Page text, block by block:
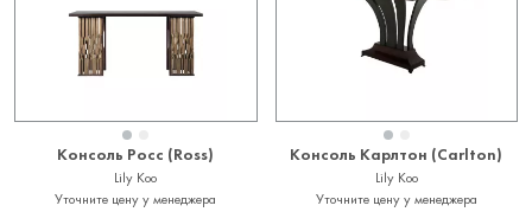
Консоль Росс (Ross)
Lily Koo
Уточните цену у менеджера
Консоль Карлтон (Carlton)
Lily Koo
Уточните цену у менеджера